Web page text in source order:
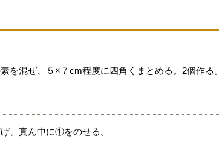
を混ぜ、５×７cm程度に四角くまとめる。2個作る。
、真ん中に①をのせる。